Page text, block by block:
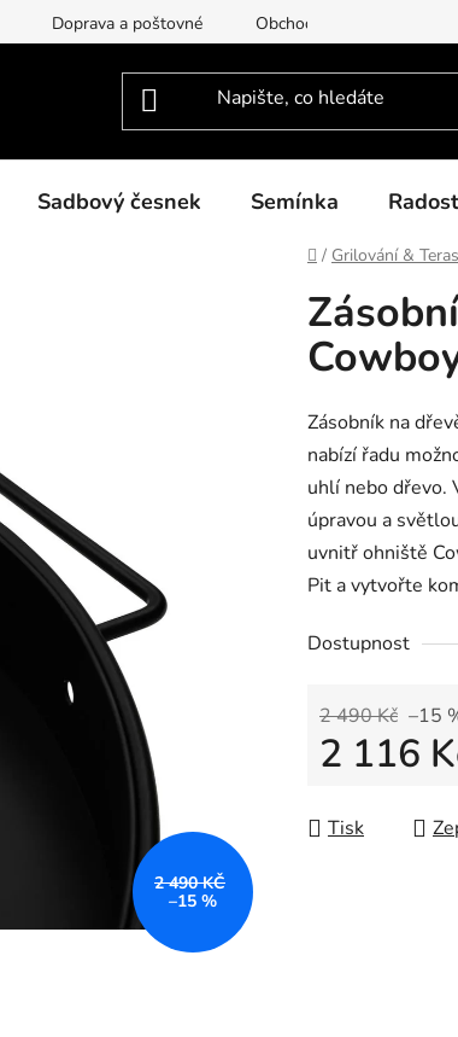
Doprava a poštovné Obchodní podmínky
Sadbový česnek Semínka
Domů
/ Grilování &
Zásobník na
nabízí řadu
uhlí nebo dřevo.
úpravou a
uvnitř ohniště
Pit a vytvořte
Dostupnost
2 490 Kč –15
2 116
Tisk
2 490 KČ
–15 %